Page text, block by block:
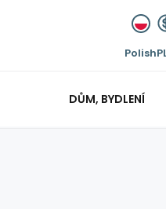
Polish
DŮM, BYDLENÍ